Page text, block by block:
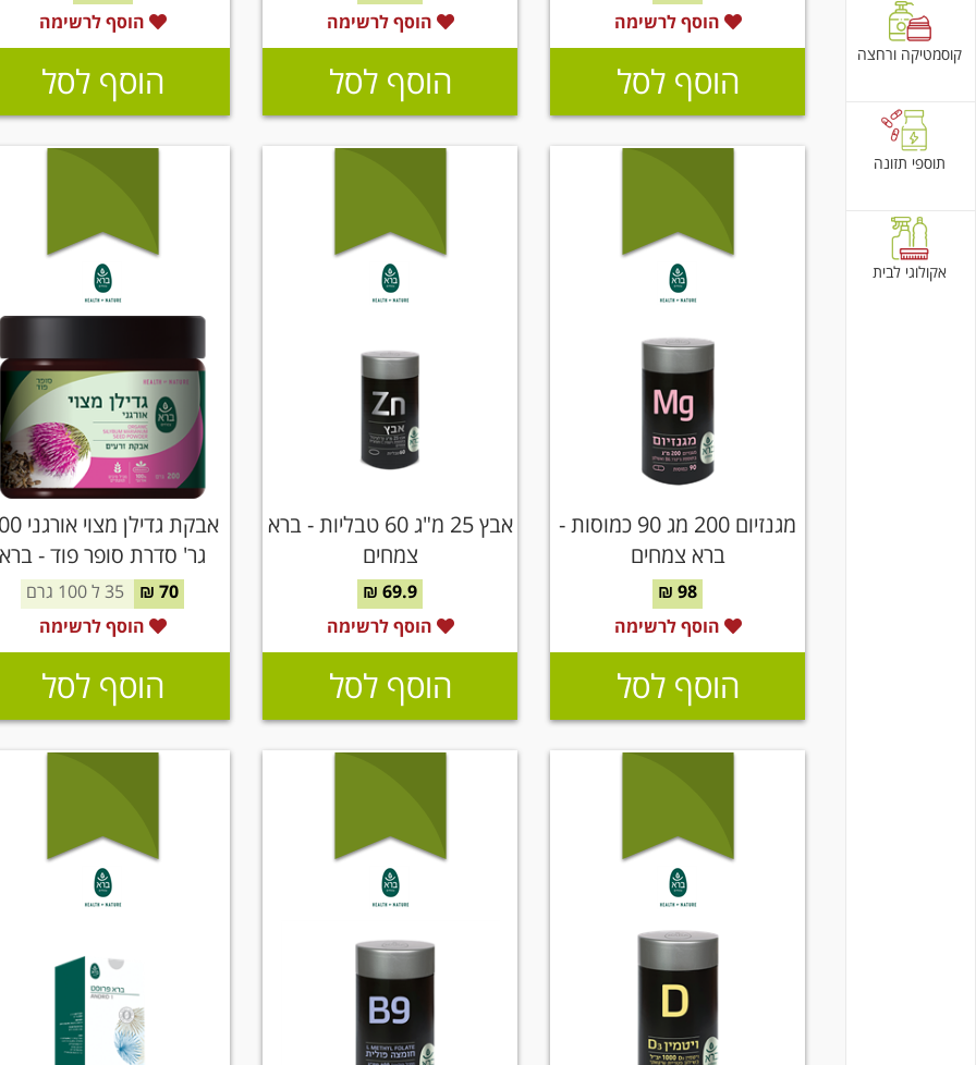
קוסמטיקה ורחצה
תוספי תזונה
אקולוגי לבית
הוסף לרשימה
הוסף לסל
הוסף לרשימה
הוסף לסל
הוסף לרשימה
הוסף לסל
מגנזיום 200 מג 90 כמוסות -
ברא צמחים
98 ₪
הוסף לרשימה
הוסף לסל
אבץ 25 מ"ג 60 טבליות - ברא
צמחים
69.9 ₪
הוסף לרשימה
הוסף לסל
אבקת גדילן
גר' סדרת סופר פוד - ברא
70 ₪
הוסף לרשימה
הוסף לסל